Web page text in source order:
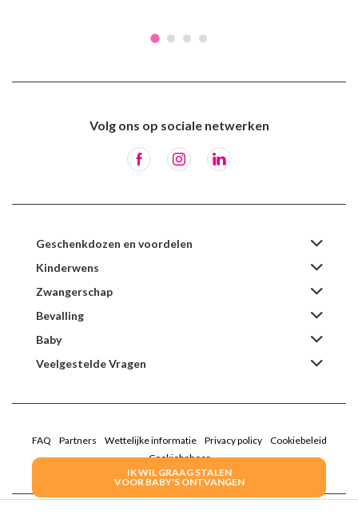
IK WIL GRAAG STALEN
VOOR BABY'S ONTVANGEN
Volg ons op sociale netwerken
Geschenkdozen en voordelen
Kinderwens
Zwangerschap
Bevalling
Baby
Veelgestelde Vragen
FAQ Partners Wettelijke informatie Privacy policy
Cookiebeleid
Cookiebeheer